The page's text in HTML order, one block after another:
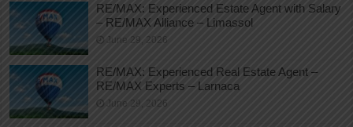
RE/MAX: Experienced Estate Agent with Salary
– RE/MAX Alliance – Limassol
June 29, 2026
RE/MAX: Experienced Real Estate Agent –
RE/MAX Experts – Larnaca
June 29, 2026